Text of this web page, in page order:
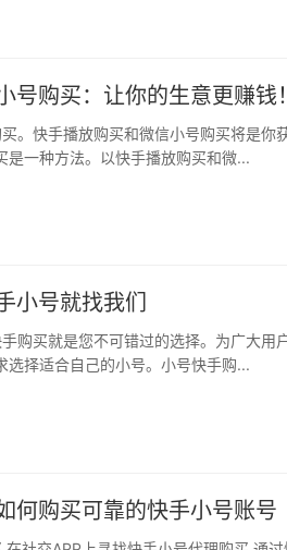
号购买：让你的生意更赚钱！
是一种方法。以快手播放购买和微...
小号就找我们
选择适合自己的小号。小号快手购...
何购买可靠的快手小号账号